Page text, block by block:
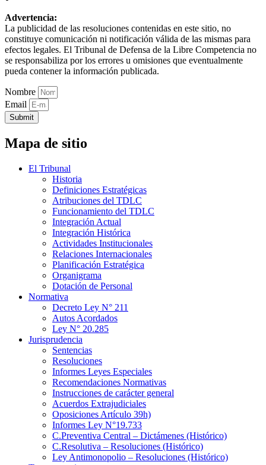
Advertencia:
La publicidad de las resoluciones contenidas en este sitio, no
constituye comunicación ni notificación válida de las mismas para
efectos legales. El Tribunal de Defensa de la Libre Competencia no
se responsabiliza por los errores u omisiones que eventualmente
pueda contener la información publicada.
Nombre
Email
Submit
Mapa de sitio
El Tribunal
Historia
Definiciones Estratégicas
Atribuciones del TDLC
Funcionamiento del TDLC
Integración Actual
Integración Histórica
Actividades Institucionales
Relaciones Internacionales
Planificación Estratégica
Organigrama
Dotación de Personal
Normativa
Decreto Ley N° 211
Autos Acordados
Ley N° 20.285
Jurisprudencia
Sentencias
Resoluciones
Informes Leyes Especiales
Recomendaciones Normativas
Instrucciones de carácter general
Acuerdos Extrajudiciales
Oposiciones Artículo 39h)
Informes Ley N°19.733
C.Preventiva Central – Dictámenes (Histórico)
C.Resolutiva – Resoluciones (Histórico)
Ley Antimonopolio – Resoluciones (Histórico)